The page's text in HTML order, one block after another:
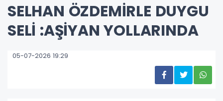
SELHAN ÖZDEMİRLE DUYGU
SELİ :AŞİYAN YOLLARINDA
05-07-2026 19:29